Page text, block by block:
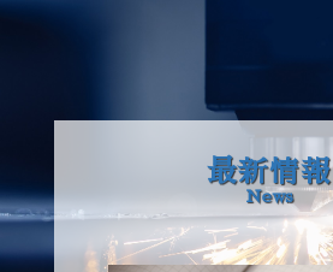
最新情報
News